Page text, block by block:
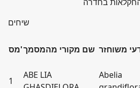
שיחים
מס'שם מקורי מהמסמך משוחזר
1
ABE LIA
Abelia